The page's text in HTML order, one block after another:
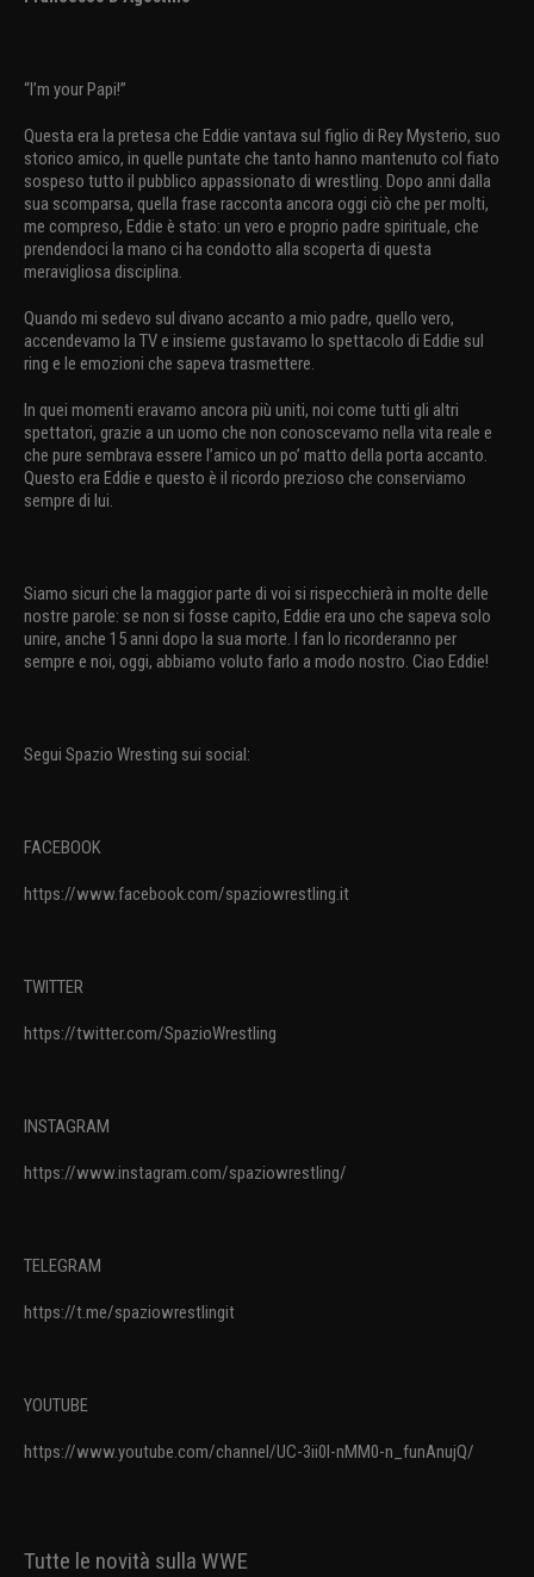
“I’m your Papi!”
Questa era la pretesa che Eddie vantava sul figlio di Rey Mysterio, suo
storico amico, in quelle puntate che tanto hanno mantenuto col fiato
sospeso tutto il pubblico appassionato di wrestling. Dopo anni dalla
sua scomparsa, quella frase racconta ancora oggi ciò che per molti,
me compreso, Eddie è stato: un vero e proprio padre spirituale, che
prendendoci la mano ci ha condotto alla scoperta di questa
meravigliosa disciplina.
Quando mi sedevo sul divano accanto a mio padre, quello vero,
accendevamo la TV e insieme gustavamo lo spettacolo di Eddie sul
ring e le emozioni che sapeva trasmettere.
In quei momenti eravamo ancora più uniti, noi come tutti gli altri
spettatori, grazie a un uomo che non conoscevamo nella vita reale e
che pure sembrava essere l’amico un po’ matto della porta accanto.
Questo era Eddie e questo è il ricordo prezioso che conserviamo
sempre di lui.
Siamo sicuri che la maggior parte di voi si rispecchierà in molte delle
nostre parole: se non si fosse capito, Eddie era uno che sapeva solo
unire, anche 15 anni dopo la sua morte. I fan lo ricorderanno per
sempre e noi, oggi, abbiamo voluto farlo a modo nostro. Ciao Eddie!
Segui Spazio Wresting sui social:
FACEBOOK
https://www.facebook.com/spaziowrestling.it
TWITTER
https://twitter.com/SpazioWrestling
INSTAGRAM
https://www.instagram.com/spaziowrestling/
TELEGRAM
https://t.me/spaziowrestlingit
YOUTUBE
https://www.youtube.com/channel/UC-3ii0l-nMM0-n_funAnujQ/
Tutte le novità sulla WWE